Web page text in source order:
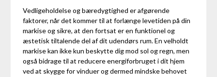
Vedligeholdelse og bæredygtighed er afgørende
faktorer, når det kommer til at forlænge levetiden på din
markise og sikre, at den fortsat er en funktionel og
æstetisk tiltalende del af dit udendørs rum. En velholdt
markise kan ikke kun beskytte dig mod sol og regn, men
også bidrage til at reducere energiforbruget i dit hjem
ved at skygge for vinduer og dermed mindske behovet